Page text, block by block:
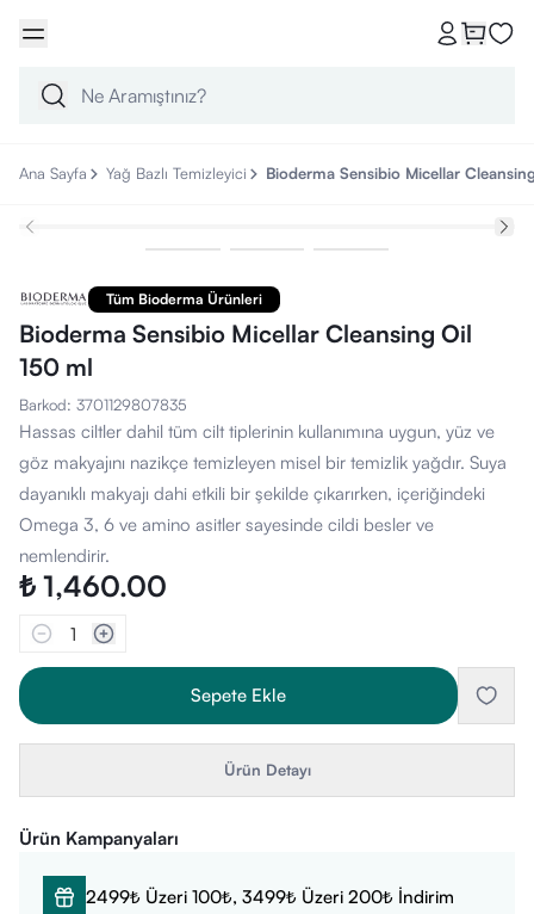
Ana Sayfa Yağ Bazlı Temizleyici Bioderma Sensibio Micellar
Tüm Bioderma Ürünleri
Bioderma Sensibio Micellar Cleansing Oil
150 ml
Barkod: 3701129807835
Hassas ciltler dahil tüm cilt tiplerinin kullanımına uygun, yüz ve
göz makyajını nazikçe temizleyen misel bir temizlik yağdır. Suya
dayanıklı makyajı dahi etkili bir şekilde çıkarırken, içeriğindeki
Omega 3, 6 ve amino asitler sayesinde cildi besler ve
nemlendirir.
₺ 1,460.00
1
Sepete Ekle
Ürün Detayı
Ürün Kampanyaları
2499₺ Üzeri 100₺, 3499₺ Üzeri 200₺ İndirim